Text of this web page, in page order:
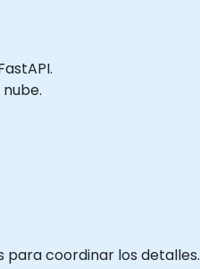
coordinar los detalles.